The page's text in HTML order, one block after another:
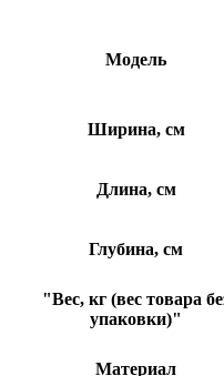
Модель
Ширина, см
Длина, см
Глубина, см
"Вес, кг (вес товара
упаковки)"
Материал